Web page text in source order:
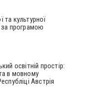
та культурної
за програмою
освітній простір:
в мовному
Австрія